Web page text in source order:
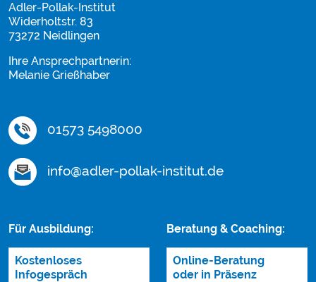
Adler-Pollak-Institut
Widerholtstr. 83
73272 Neidlingen
Ihre Ansprechpartnerin:
Melanie Grießhaber
01573 5498000
info@adler-pollak-institut.de
Für Ausbildung:
Kostenloses
Infogespräch
Beratung & Coaching:
Online-Beratung
oder in Präsenz